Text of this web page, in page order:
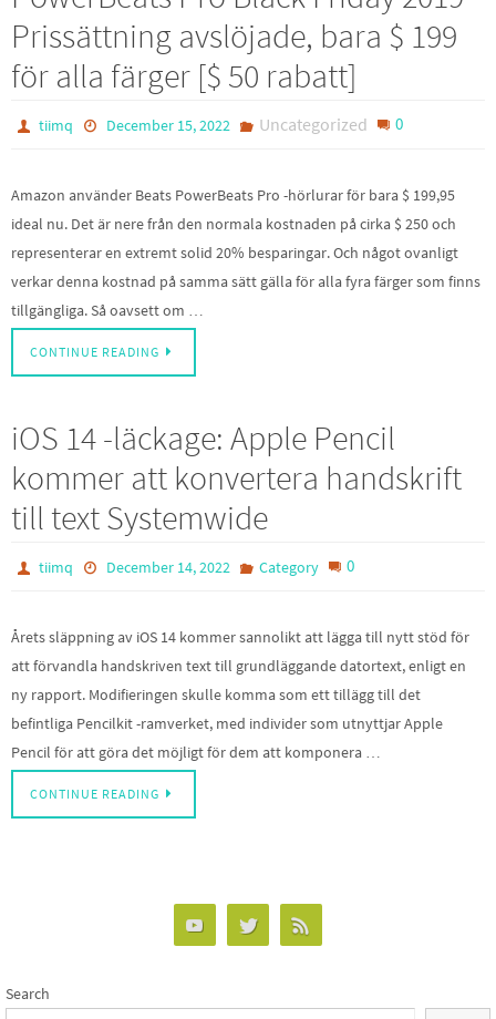
Prissättning avslöjade, bara $ 199
för alla färger [$ 50 rabatt]
tiimq December 15, 2022 Uncategorized 0
Amazon använder Beats PowerBeats Pro -hörlurar för bara $ 199,95
ideal nu. Det är nere från den normala kostnaden på cirka $ 250 och
representerar en extremt solid 20% besparingar. Och något ovanligt
verkar denna kostnad på samma sätt gälla för alla fyra färger som finns
tillgängliga. Så oavsett om …
CONTINUE READING
iOS 14 -läckage: Apple Pencil
kommer att konvertera handskrift
till text Systemwide
tiimq December 14, 2022 Category 0
Årets släppning av iOS 14 kommer sannolikt att lägga till nytt stöd för
att förvandla handskriven text till grundläggande datortext, enligt en
ny rapport. Modifieringen skulle komma som ett tillägg till det
befintliga Pencilkit -ramverket, med individer som utnyttjar Apple
Pencil för att göra det möjligt för dem att komponera …
CONTINUE READING
Search